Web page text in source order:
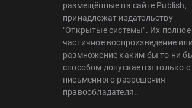
размещённые на сайте Publish,
принадлежат издательству
"Открытые системы". Их полное
частичное воспроизведение или
размножение каким бы то ни
способом допускается только с
письменного разрешения
правообладателя..